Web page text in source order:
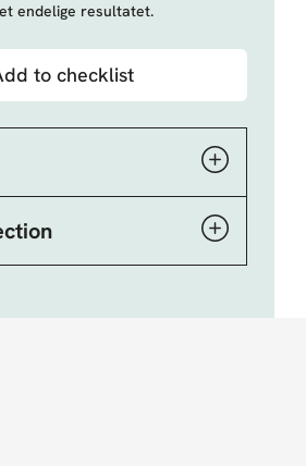
endelige resultatet.
to checklist